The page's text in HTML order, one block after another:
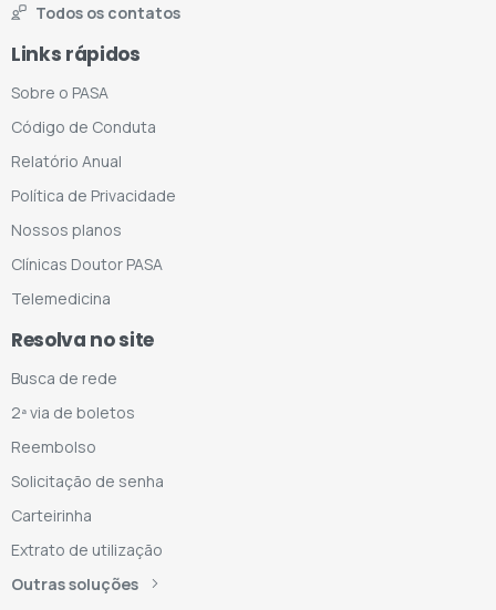
Todos os contatos
Links rápidos
Sobre o PASA
Código de Conduta
Relatório Anual
Política de Privacidade
Nossos planos
Clínicas Doutor PASA
Telemedicina
Resolva no site
Busca de rede
2ª via de boletos
Reembolso
Solicitação de senha
Carteirinha
Extrato de utilização
Outras soluções